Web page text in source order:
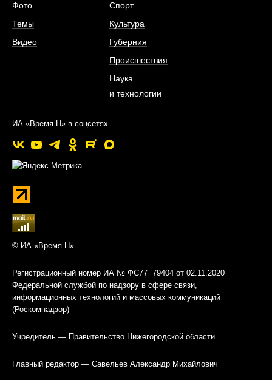
Фото
Темы
Видео
Спорт
Культура
Губерния
Происшествия
Наука
и технологии
ИА «Время Н» в соцсетях
© ИА «Время Н»
Регистрационный номер ИА № ФС77−79404 от 02.11.2020
Федеральной службой по надзору в сфере связи,
информационных технологий и массовых коммуникаций
(Роскомнадзор)
Учредитель — Правительство Нижегородской области
Главный редактор — Савельев Александр Михайлович